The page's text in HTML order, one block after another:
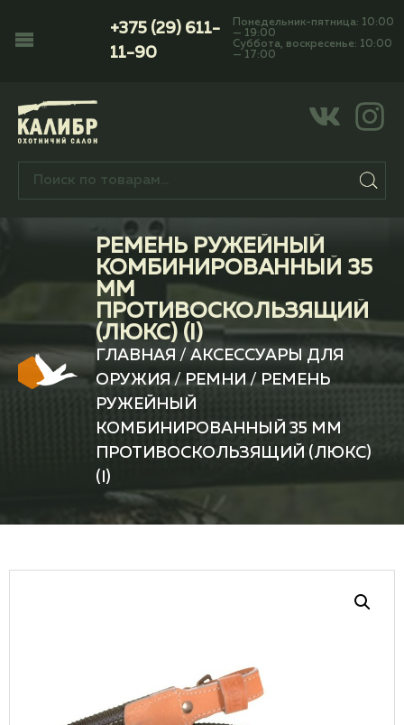
+375 (29) 611-
11-90
Понедельник-пятница: 10:00
— 19:00
Суббота, воскресенье: 10:00
— 17:00
РЕМЕНЬ РУЖЕЙНЫЙ
КОМБИНИРОВАННЫЙ 35
ММ
ПРОТИВОСКОЛЬЗЯЩИЙ
(ЛЮКС) (I)
ГЛАВНАЯ / АКСЕССУАРЫ ДЛЯ
ОРУЖИЯ/РЕМНИ/ РЕМЕНЬ
РУЖЕЙНЫЙ
КОМБИНИРОВАННЫЙ 35 ММ
ПРОТИВОСКОЛЬЗЯЩИЙ (ЛЮКС)
(I)